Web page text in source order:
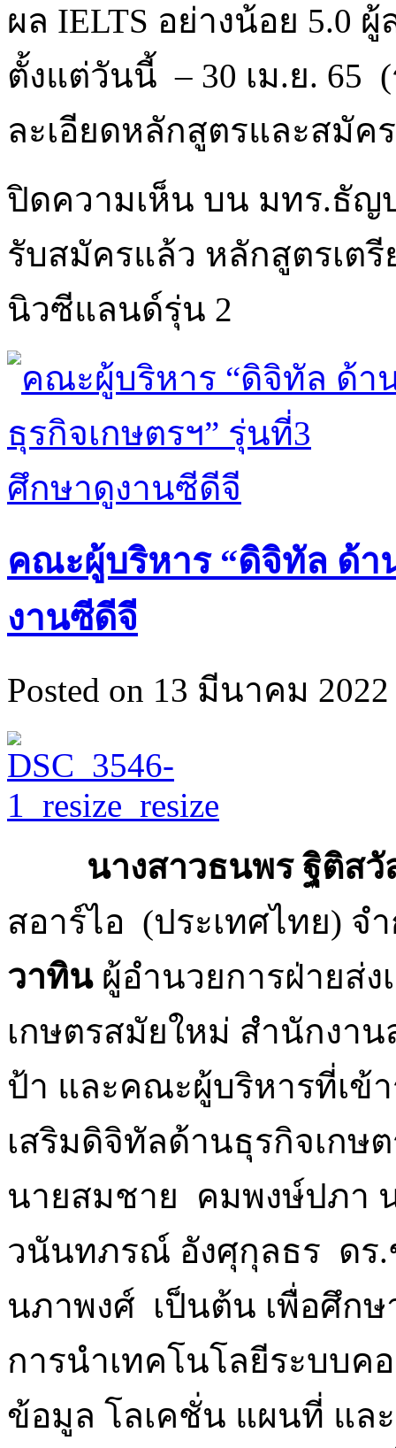
ผล IELTS อย่างน้อย 5.0
ตั้งแต่วันนี้ – 30 เม.ย. 65
ละเอียดหลักสูตรและสมัคร
ปิดความเห็น บน มทร.ธัญ
รับสมัครแล้ว หลักสูตรเต
นิวซีแลนด์รุ่น 2
คณะผู้บริหาร “ดิจิทัล ด้า
งานซีดีจี
Posted on 13 มีนาคม
นางสาวธนพร ฐิติสวั
สอาร์ไอ (ประเทศไทย) จ
วาทินผู้อำนวยการฝ่ายส่
เกษตรสมัยใหม่ สำนักงา
ป้า และคณะผู้บริหารที่เข้
เสริมดิจิทัลด้านธุรกิจเกษ
นายสมชาย คมพงษ์ปภา
วนันทภรณ์ อังศุกุลธร ดร
นภาพงศ์ เป็นต้น เพื่อศึกษ
การนำเทคโนโลยีระบบค
ข้อมูล โลเคชั่น แผนที่ แล